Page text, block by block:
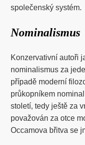
společenský systém.
Nominalismus
Konzervativní autoři
nominalismus za
případě moderní
průkopníkem
století, tedy ještě za
považován za otce
Occamova břitva se